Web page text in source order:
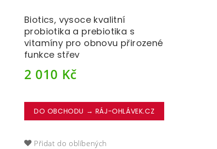
Biotics, vysoce kvalitní
probiotika a prebiotika s
vitamíny pro obnovu přirozené
funkce střev
2 010 Kč
DO OBCHODU → RÁJ-OHLÁVEK.CZ
Přidat do oblíbených